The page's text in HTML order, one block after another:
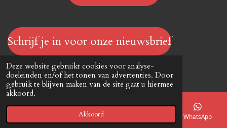
Deze website gebruikt cookies voor analyse-
doeleinden en/of het tonen van advertenties. Door
gebruik te blijven maken van de site gaat u hiermee
akkoord.
Akkoord
Schrijf je in voor onze nieuwsbrief
© 2023 - 2026 Hengelsportwinkel.online
Powered by JouwWeb
Telefoonnummer WhatsApp